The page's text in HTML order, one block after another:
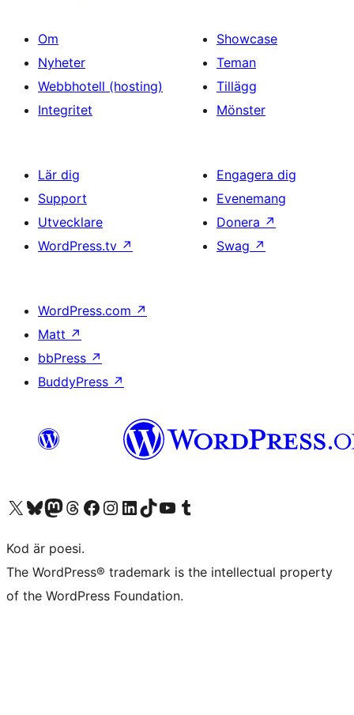
Om
Nyheter
Webbhotell (hosting)
Integritet
Showcase
Teman
Tillägg
Mönster
Lär dig
Support
Utvecklare
WordPress.tv ↗
Engagera dig
Evenemang
Donera ↗
Swag ↗
WordPress.com ↗
Matt ↗
bbPress ↗
BuddyPress ↗
Besök vår X-konto (f.d. Twitter)
Besök vårt Bluesky-konto
Besök vårt Mastodon-konto
Besök vårt Thread-konto
Besök vår Facebook-sidaBesök vårt Instagram-konto
Besök vårt LinkedIn-konto
Besök vårt TikTok-konto
Besök vår YouTube-kanalBesök vårt Tumblr-konto
Kod är poesi.
The WordPress® trademark is the intellectual property
of the WordPress Foundation.